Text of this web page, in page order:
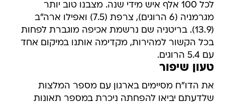
לכל 100 אלף איש מידי שנה. מצבנו טוב יותר
מגרמניה (6 הרוגים), צרפת (7.5) ואפילו ארה"ב
(13.9). בריטניה שם נרשמת אכיפה מוגברת לפחות
בכל הקשור למהירות, מקדימה אותנו במיקום אחד
עם 5.4 הרוגים.
טעון שיפור
את הדו"ח מסיימים בארגון עם מספר המלצות
שלדעתם יביאו להפחתה ניכרת במספר תאונות